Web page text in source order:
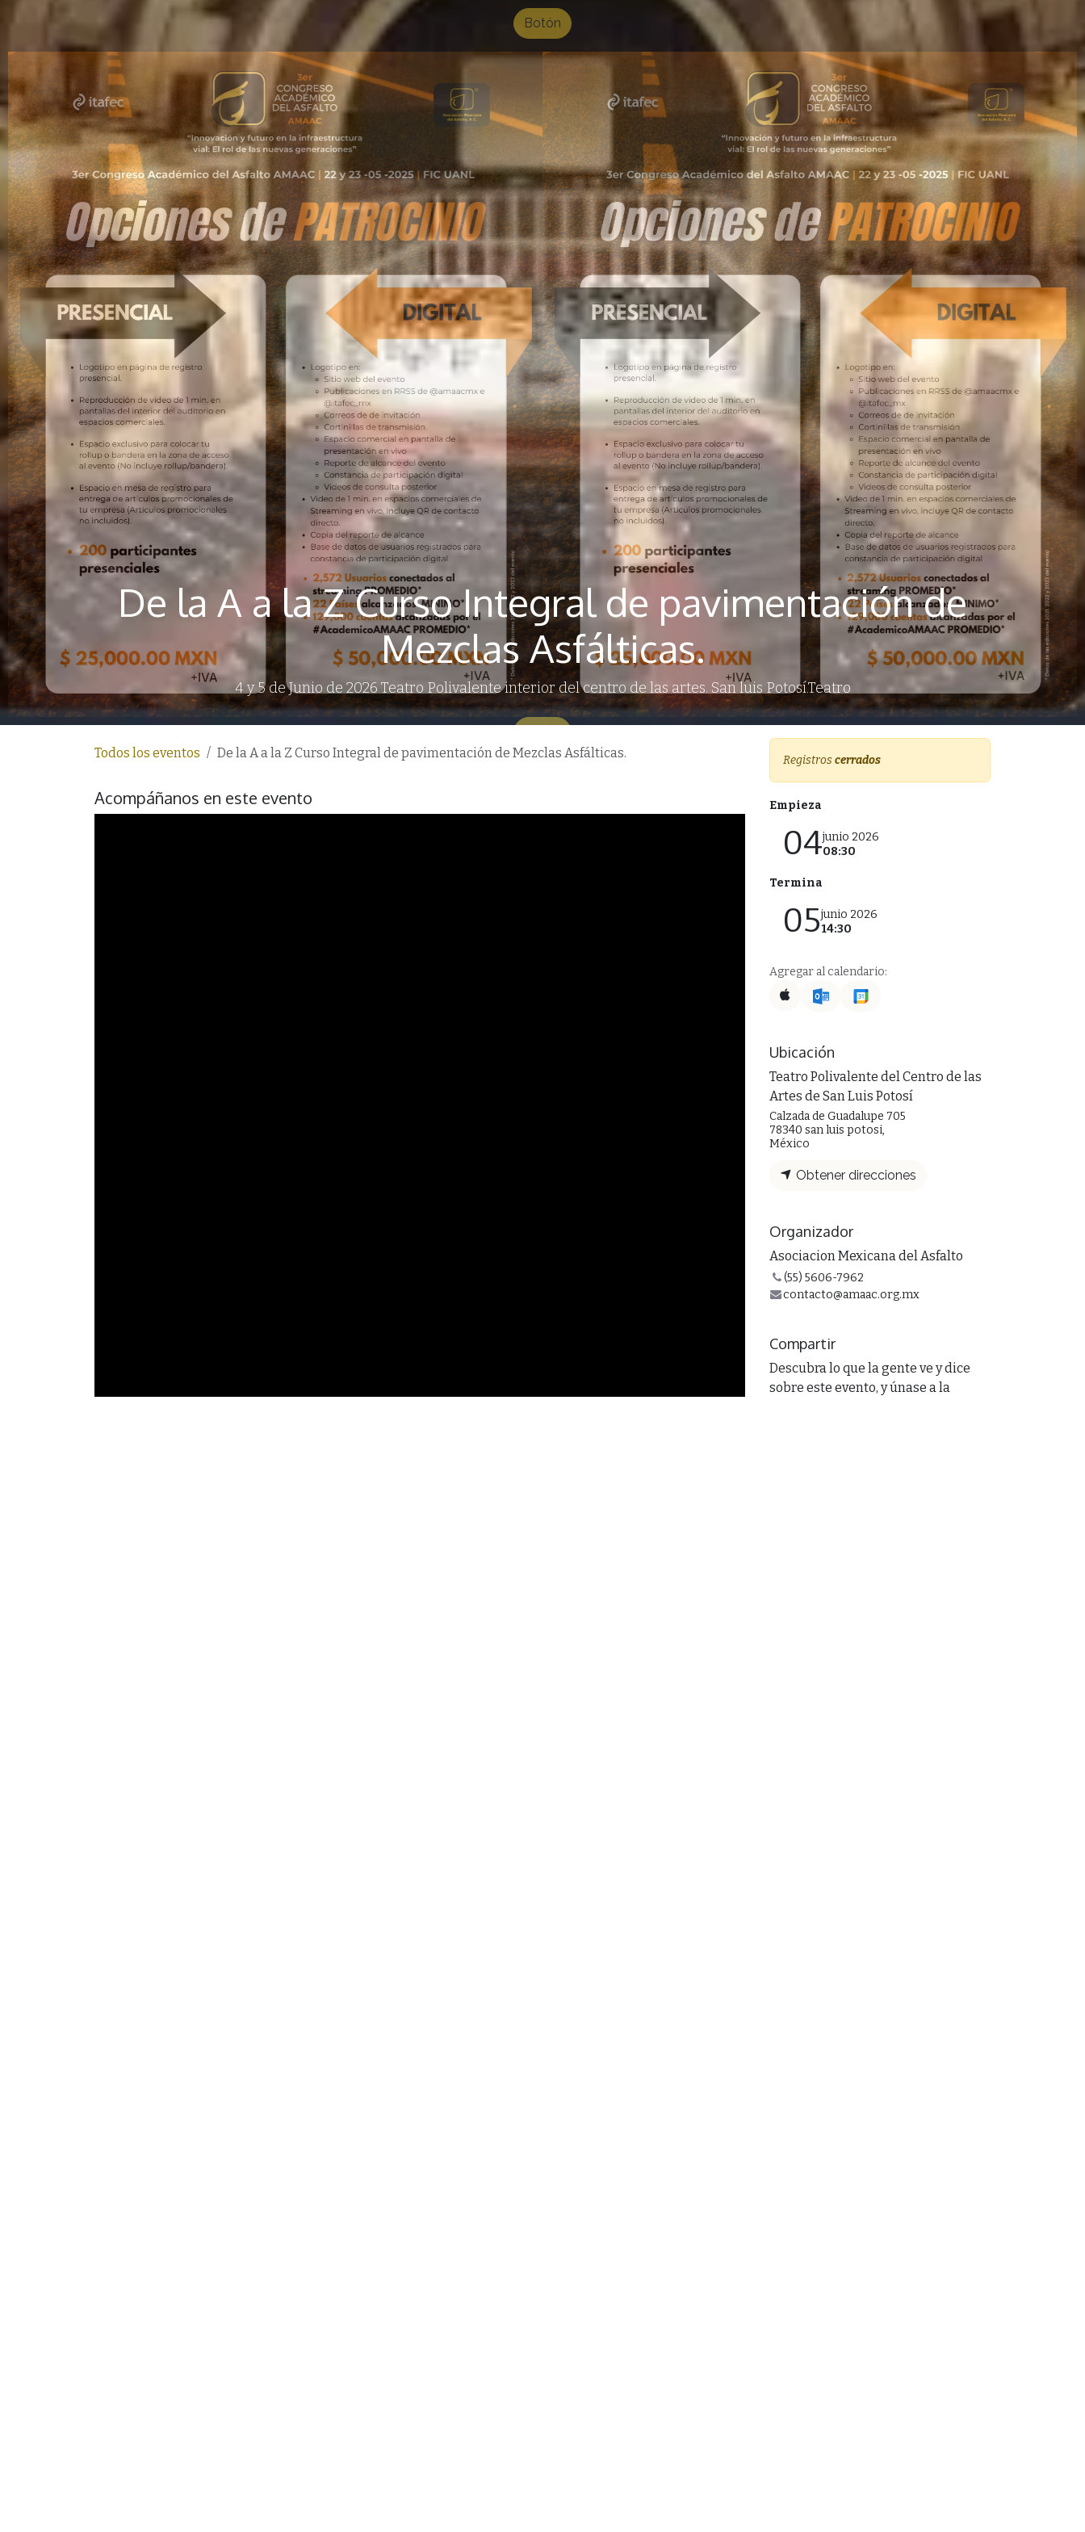
Botón
De la A a la Z Curso Integral de pavimentación de
Mezclas Asfálticas.
4 y 5 de Junio de 2026 Teatro Polivalente interior del centro de las artes. San luis Potosí.Teatro
Todos los eventos De la A a la Z Curso Integral de pavimentación de Mezclas Asfálticas.
Acompáñanos en este evento
Registros cerrados
Empieza
04junio 2026
08:30
Termina
05junio 2026
14:30
Agregar al calendario:
Ubicación
Teatro Polivalente del Centro de las
Artes de San Luis Potosí
Calzada de Guadalupe 705
78340 san luis potosi,
México
Obtener direcciones
Organizador
Asociacion Mexicana del Asfalto
(55) 5606-7962
contacto@amaac.org.mx
Compartir
Descubra lo que la gente ve y dice
sobre este evento, y únase a la